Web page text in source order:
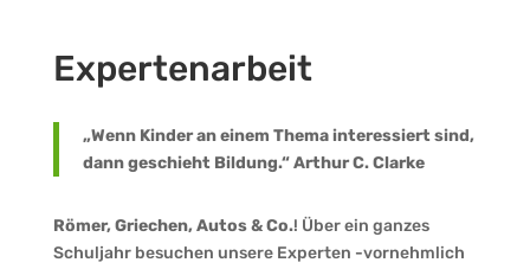
Expertenarbeit
„Wenn Kinder an einem Thema interessiert sind,
dann geschieht Bildung.“ Arthur C. Clarke
Römer, Griechen, Autos & Co.! Über ein ganzes
Schuljahr besuchen unsere Experten -vornehmlich